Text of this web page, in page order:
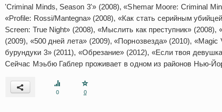
'Criminal Minds, Season 3'» (2008), «Shemar Moore: Criminal
«Profile: Rossi/Mantegna» (2008), «Как стать серийным
Screen: True Night» (2008), «Мыслить как преступник» (2008),
(2009), «500 дней лета» (2009), «Порнозвезда» (2010),
бурундуки 3» (2011), «Обрезание» (2012), «Если твоя
Сейчас Мэьбю Габлер проживает в одном из районов Нью-
0 0